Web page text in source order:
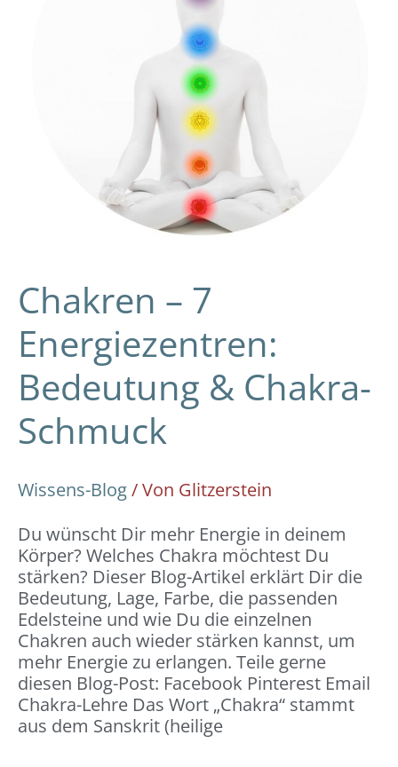
Chakren – 7
Energiezentren:
Bedeutung & Chakra-
Schmuck
Wissens-Blog/ Von Glitzerstein
Du wünscht Dir mehr Energie in deinem
Körper? Welches Chakra möchtest Du
stärken? Dieser Blog-Artikel erklärt Dir die
Bedeutung, Lage, Farbe, die passenden
Edelsteine und wie Du die einzelnen
Chakren auch wieder stärken kannst, um
mehr Energie zu erlangen. Teile gerne
diesen Blog-Post: Facebook Pinterest Email
Chakra-Lehre Das Wort „Chakra“ stammt
aus dem Sanskrit (heilige